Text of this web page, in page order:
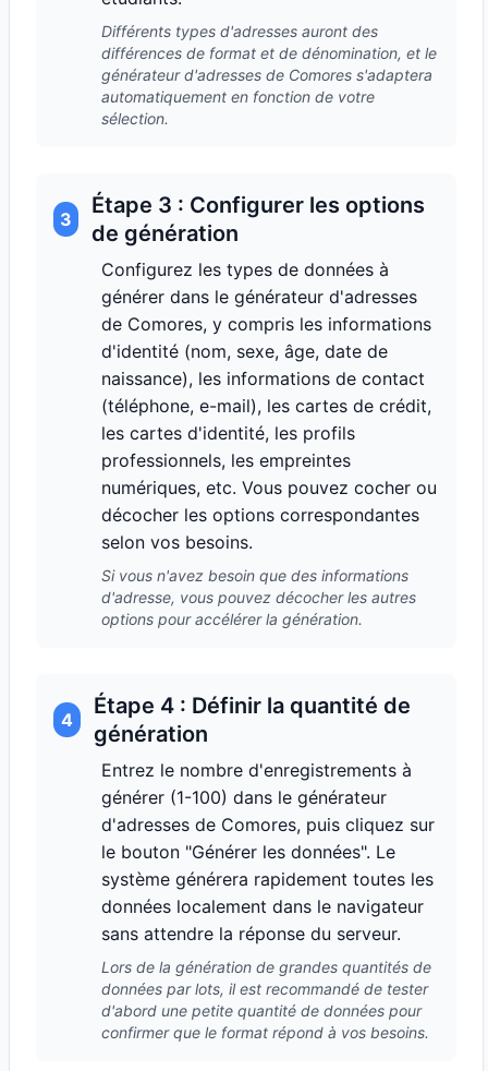
Différents types d'adresses auront des
différences de format et de dénomination, et le
générateur d'adresses de Comores s'adaptera
automatiquement en fonction de votre
sélection.
3
Étape 3 : Configurer les options
de génération
Configurez les types de données à
générer dans le générateur d'adresses
de Comores, y compris les informations
d'identité (nom, sexe, âge, date de
naissance), les informations de contact
(téléphone, e-mail), les cartes de crédit,
les cartes d'identité, les profils
professionnels, les empreintes
numériques, etc. Vous pouvez cocher ou
décocher les options correspondantes
selon vos besoins.
Si vous n'avez besoin que des informations
d'adresse, vous pouvez décocher les autres
options pour accélérer la génération.
4
Étape 4 : Définir la quantité de
génération
Entrez le nombre d'enregistrements à
générer (1-100) dans le générateur
d'adresses de Comores, puis cliquez sur
le bouton "Générer les données". Le
système générera rapidement toutes les
données localement dans le navigateur
sans attendre la réponse du serveur.
Lors de la génération de grandes quantités de
données par lots, il est recommandé de tester
d'abord une petite quantité de données pour
confirmer que le format répond à vos besoins.